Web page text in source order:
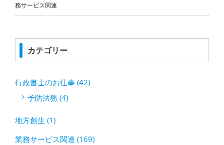
務サービス関連
カテゴリー
行政書士のお仕事 (42)
予防法務 (4)
地方創生 (1)
業務サービス関連 (169)